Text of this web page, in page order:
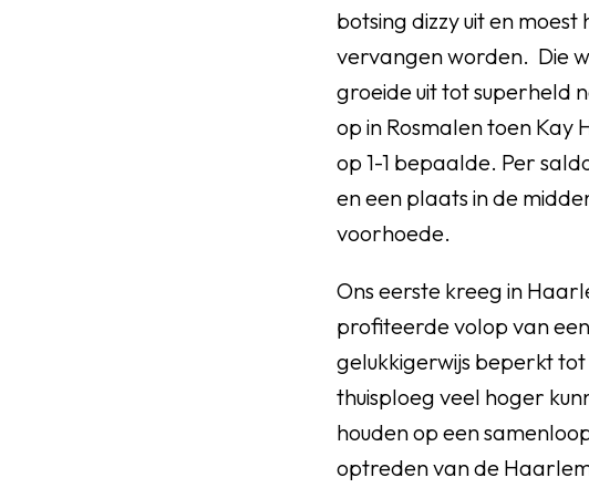
botsing dizzy uit en
vervangen worden. Die
groeide uit tot superheld
op in Rosmalen toen Kay
op 1-1 bepaalde. Per
en een plaats in de
voorhoede.
Ons eerste kreeg in
profiteerde volop van
gelukkigerwijs beperkt
thuisploeg veel hoger
houden op een
optreden van de